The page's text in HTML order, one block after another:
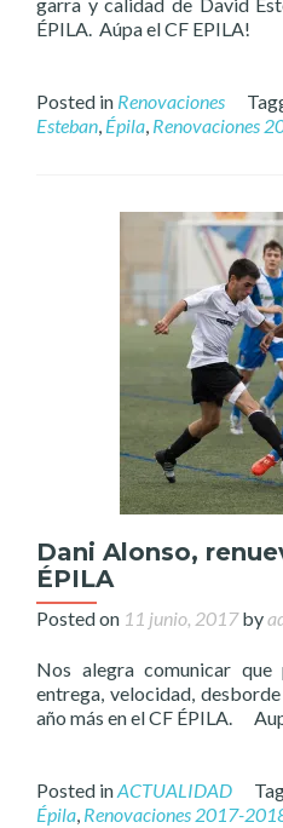
ÉPILA. Aúpa el CF EPILA!
Posted in Renovaciones
Esteban, Épila, Renovaciones
Dani Alonso,
ÉPILA
Posted on 11 junio, 2017by
Nos alegra comunicar
entrega, velocidad,
año más en el CF ÉPILA.
Posted inACTUALIDAD
Épila, Renovaciones 2017-